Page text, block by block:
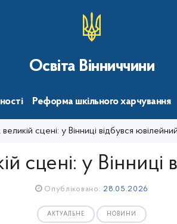
Освіта Вінниччини
Реформа шкільного харчування
сцені: у Вінниці відбувся
сцені: у
Опубліковано: 28.05.2026
АКТУАЛЬНЕ НОВИНИ